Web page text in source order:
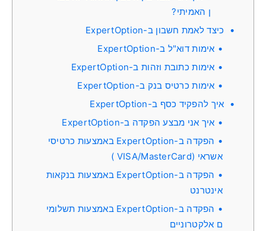
ן האמיתי?
כיצד לאמת חשבון ב-ExpertOption
אימות דוא"ל ב-ExpertOption
אימות כתובת וזהות ב-ExpertOption
אימות כרטיס בנק ב-ExpertOption
איך להפקיד כסף ב-ExpertOption
איך אני מבצע הפקדה ב-ExpertOption
הפקדה ב-ExpertOption באמצעות כרטיסי
אשראי (VISA/MasterCard )
הפקדה ב-ExpertOption באמצעות בנקאות
אינטרנט
הפקדה ב-ExpertOption באמצעות תשלומי
ם אלקטרוניים